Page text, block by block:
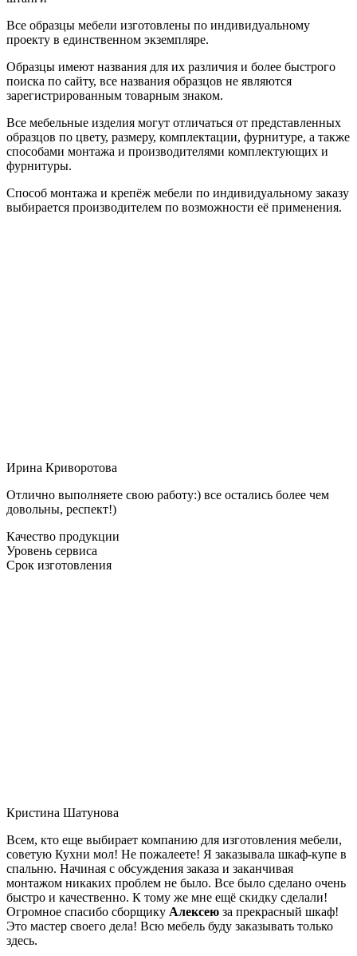
Все образцы мебели изготовлены по индивидуальному
проекту в единственном экземпляре.
Образцы имеют названия для их различия и более быстрого
поиска по сайту, все названия образцов не являются
зарегистрированным товарным знаком.
Все мебельные изделия могут отличаться от представленных
образцов по цвету, размеру, комплектации, фурнитуре, а также
способами монтажа и производителями комплектующих и
фурнитуры.
Способ монтажа и крепёж мебели по индивидуальному заказу
выбирается производителем по возможности её применения.
Ирина Криворотова
Отлично выполняете свою работу:) все остались более чем
довольны, респект!)
Качество продукции
Уровень сервиса
Срок изготовления
Кристина Шатунова
Всем, кто еще выбирает компанию для изготовления мебели,
советую Кухни мол! Не пожалеете! Я заказывала шкаф-купе в
спальню. Начиная с обсуждения заказа и заканчивая
монтажом никаких проблем не было. Все было сделано очень
быстро и качественно. К тому же мне ещё скидку сделали!
Огромное спасибо сборщику Алексею за прекрасный шкаф!
Это мастер своего дела! Всю мебель буду заказывать только
здесь.